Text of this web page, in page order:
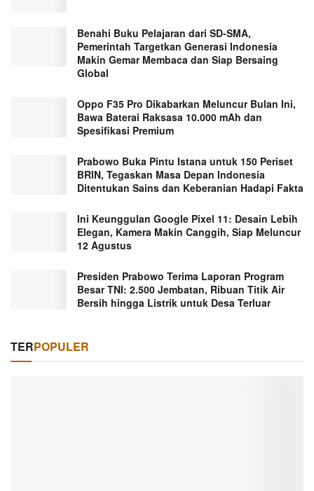
Benahi Buku Pelajaran dari SD-SMA,
Pemerintah Targetkan Generasi Indonesia
Makin Gemar Membaca dan Siap Bersaing
Global
Oppo F35 Pro Dikabarkan Meluncur Bulan Ini,
Bawa Baterai Raksasa 10.000 mAh dan
Spesifikasi Premium
Prabowo Buka Pintu Istana untuk 150 Periset
BRIN, Tegaskan Masa Depan Indonesia
Ditentukan Sains dan Keberanian Hadapi Fakta
Ini Keunggulan Google Pixel 11: Desain Lebih
Elegan, Kamera Makin Canggih, Siap Meluncur
12 Agustus
Presiden Prabowo Terima Laporan Program
Besar TNI: 2.500 Jembatan, Ribuan Titik Air
Bersih hingga Listrik untuk Desa Terluar
TERPOPULER